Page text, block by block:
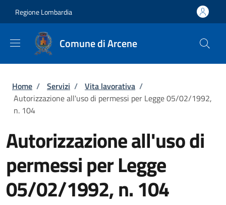
Regione Lombardia
Comune di Arcene
Briciole di pane
Home / Servizi / Vita lavorativa /
Autorizzazione all'uso di permessi per Legge 05/02/1992,
n. 104
Autorizzazione all'uso di
permessi per Legge
05/02/1992, n. 104